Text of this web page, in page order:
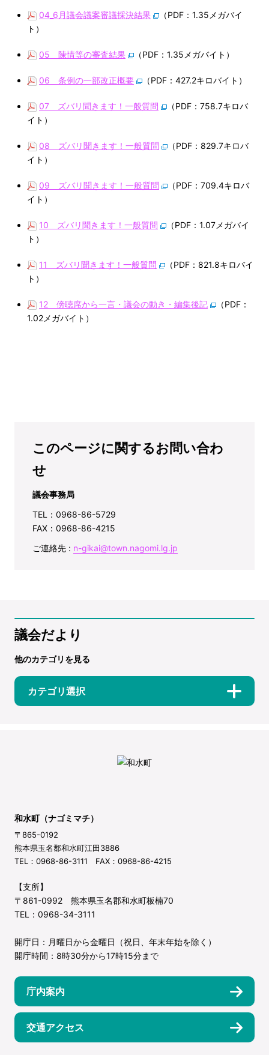
04_6月議会議案審議採決結果
（PDF：1.35メガバイ
ト）
05＿陳情等の審査結果 （PDF：1.35メガバイト）
06＿条例の一部改正概要 （PDF：427.2キロバイト）
07＿ズバリ聞きます！一般質問
（PDF：758.7キロバ
イト）
08＿ズバリ聞きます！一般質問
（PDF：829.7キロバ
イト）
09＿ズバリ聞きます！一般質問
（PDF：709.4キロバ
イト）
10＿ズバリ聞きます！一般質問
（PDF：1.07メガバイ
ト）
11＿ズバリ聞きます！一般質問
（PDF：821.8キロバイ
ト）
12＿傍聴席から一言・議会の動き・編集後記
（PDF：
1.02メガバイト）
このページに関するお問い合わ
せ
議会事務局
TEL：0968-86-5729
FAX：0968-86-4215
ご連絡先 : n-gikai@town.nagomi.lg.jp
議会だより
他のカテゴリを見る
カテゴリ選択
和水町（ナゴミマチ）
〒865-0192
熊本県玉名郡和水町江田3886
TEL：0968-86-3111 FAX：0968-86-4215
【支所】
〒861-0992 熊本県玉名郡和水町板楠70
TEL：0968-34-3111
開庁日：月曜日から金曜日（祝日、年末年始を除く）
開庁時間：8時30分から17時15分まで
庁内案内
交通アクセス